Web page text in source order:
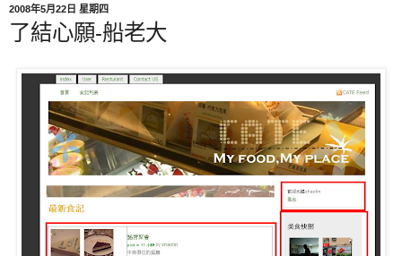
2008年5月22日 星期四
了結心願-船老大